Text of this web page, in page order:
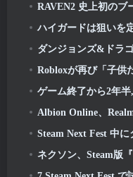
RAVEN2 史上初のブース
ハイガードは狙いを
ダンジョンズ&ドラゴンズ オンラ
Robloxが再び「子供たちを危険に
ゲーム終了から2年半,
Albion Online、Realm Divided
Steam Next Fest 中にダー
ネクソン、Steam版